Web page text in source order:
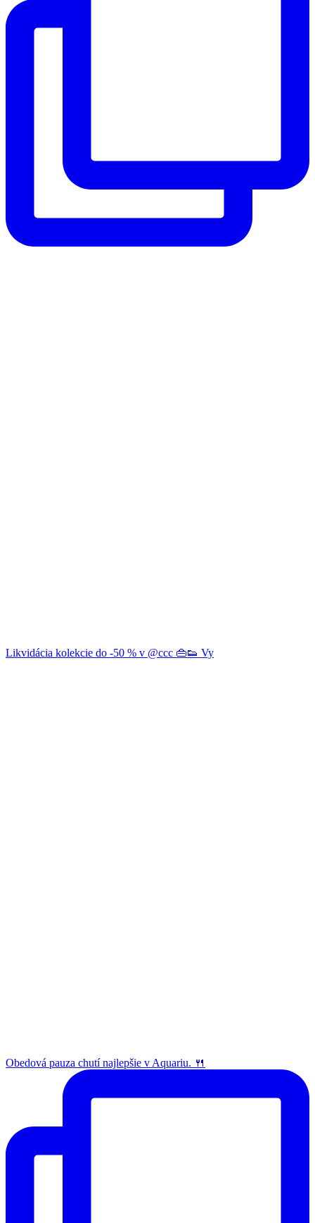
Likvidácia kolekcie do -50 % v @ccc 👜👟 Vy
Obedová pauza chutí najlepšie v Aquariu. 🍴